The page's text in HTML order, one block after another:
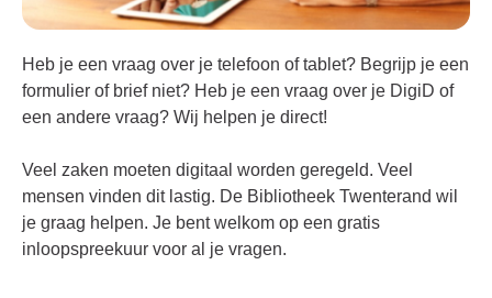
Heb je een vraag over je telefoon of tablet? Begrijp je een
formulier of brief niet? Heb je een vraag over je DigiD of
een andere vraag? Wij helpen je direct!
Veel zaken moeten digitaal worden geregeld. Veel
mensen vinden dit lastig. De Bibliotheek Twenterand wil
je graag helpen. Je bent welkom op een gratis
inloopspreekuur voor al je vragen.